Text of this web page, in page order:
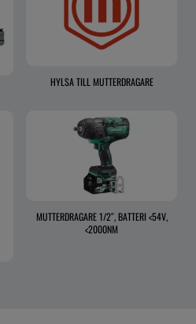
HYLSA TILL MUTTERDRAGARE
MUTTERDRAGARE 1/2″, BATTERI <54V,
<2000NM